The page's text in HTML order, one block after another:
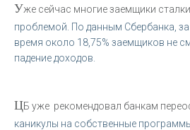
Уже сейчас многие заемщики
проблемой. По данным Сбербанка,
время около 18,75% заемщиков не
падение доходов.
ЦБ уже рекомендовал банкам
каникулы на собственные